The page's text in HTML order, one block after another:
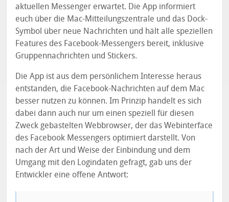
aktuellen Messenger erwartet. Die App informiert
euch über die Mac-Mitteilungszentrale und das Dock-
Symbol über neue Nachrichten und hält alle speziellen
Features des Facebook-Messengers bereit, inklusive
Gruppennachrichten und Stickers.
Die App ist aus dem persönlichem Interesse heraus
entstanden, die Facebook-Nachrichten auf dem Mac
besser nutzen zu können. Im Prinzip handelt es sich
dabei dann auch nur um einen speziell für diesen
Zweck gebastelten Webbrowser, der das Webinterface
des Facebook Messengers optimiert darstellt. Von
nach der Art und Weise der Einbindung und dem
Umgang mit den Logindaten gefragt, gab uns der
Entwickler eine offene Antwort: